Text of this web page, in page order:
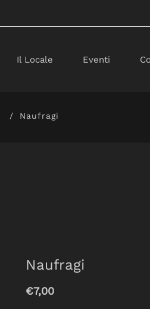
Il Locale Eventi
Naufragi
Naufragi
€7,00